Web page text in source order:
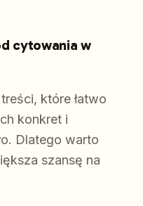
cytowania w
które łatwo
konkret i
Dlatego warto
szansę na